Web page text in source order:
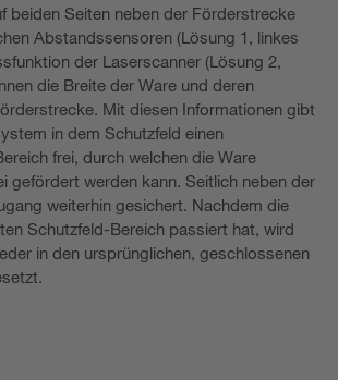
beiden Seiten neben der Förderstrecke
Abstandssensoren (Lösung 1, linkes
der Laserscanner (Lösung 2,
die Breite der Ware und deren
Mit diesen Informationen gibt
in dem Schutzfeld einen
frei, durch welchen die Ware
gefördert werden kann. Seitlich neben der
weiterhin gesichert. Nachdem die
Schutzfeld-Bereich passiert hat, wird
in den ursprünglichen, geschlossenen